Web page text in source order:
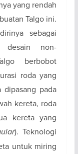
yang rendah
Talgo ini.
sebagai
desain non-
berbobot
roda yang
dipasang pada
kereta, roda
kereta yang
). Teknologi
untuk miring